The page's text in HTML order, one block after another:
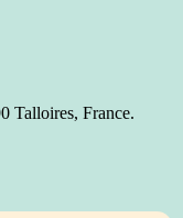
Talloires, France.